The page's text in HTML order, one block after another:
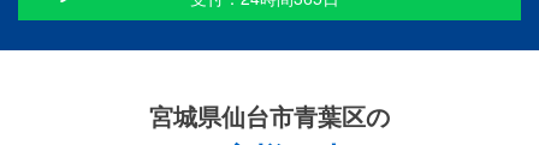
宮城県仙台市青葉区の